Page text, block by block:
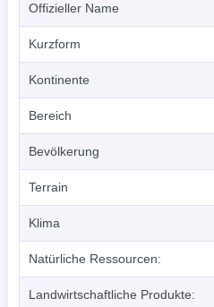
Offizieller Name
Kurzform
Kontinente
Bereich
Bevölkerung
Terrain
Klima
Natürliche Ressourcen:
Landwirtschaftliche Produkte: